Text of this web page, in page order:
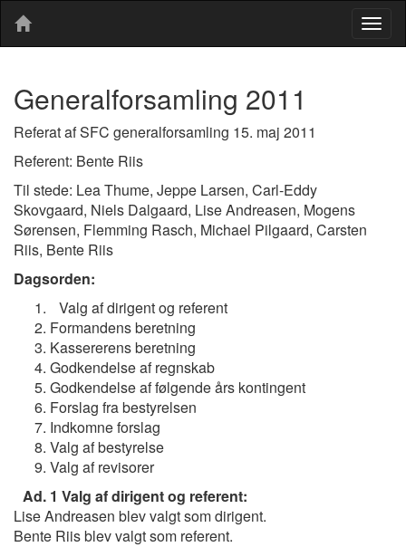
Generalforsamling 2011
Referat af SFC generalforsamling 15. maj 2011
Referent: Bente Riis
Til stede: Lea Thume, Jeppe Larsen, Carl-Eddy
Skovgaard, Niels Dalgaard, Lise Andreasen, Mogens
Sørensen, Flemming Rasch, Michael Pilgaard, Carsten
Riis, Bente Riis
Dagsorden:
Valg af dirigent og referent
Formandens beretning
Kassererens beretning
Godkendelse af regnskab
Godkendelse af følgende års kontingent
Forslag fra bestyrelsen
Indkomne forslag
Valg af bestyrelse
Valg af revisorer
Ad. 1 Valg af dirigent og referent:
Lise Andreasen blev valgt som dirigent.
Bente Riis blev valgt som referent.